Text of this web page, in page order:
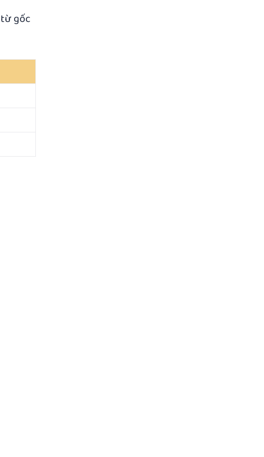
gốc